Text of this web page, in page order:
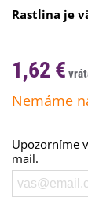
Rastlina je
1,62 €
Nemáme
Upozorníme
mail.